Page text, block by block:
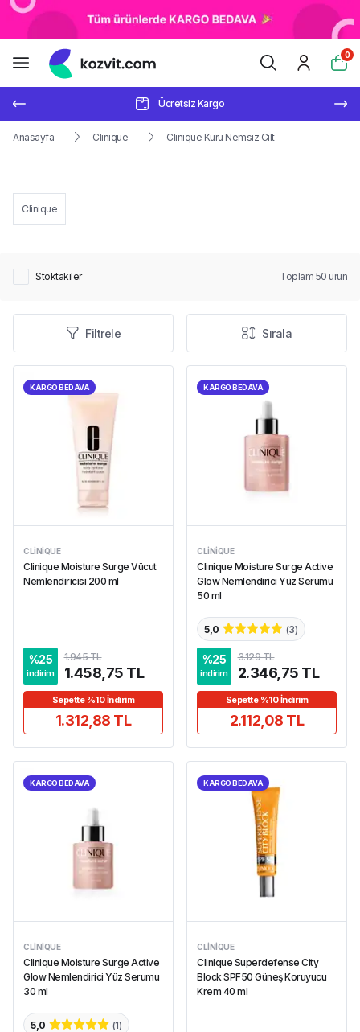
0
Ücretsiz Kargo
Anasayfa Clinique Clinique Kuru Nemsiz Cilt
Clinique
Stoktakiler Toplam 50 ürün
Filtrele Sırala
KARGO BEDAVA
CLINIQUE
Clinique Moisture Surge Vücut
Nemlendiricisi 200 ml
%25
indirim
1.945 TL
1.458,75 TL
Sepette %10 İndirim
1.312,88 TL
KARGO BEDAVA
CLINIQUE
Clinique Moisture Surge Active
Glow Nemlendirici Yüz Serumu
50 ml
5,0 (3)
%25
indirim
3.129 TL
2.346,75 TL
Sepette %10 İndirim
2.112,08 TL
KARGO BEDAVA
CLINIQUE
Clinique Moisture Surge Active
Glow Nemlendirici Yüz Serumu
30 ml
5,0 (1)
KARGO BEDAVA
CLINIQUE
Clinique Superdefense City
Block SPF50 Güneş Koruyucu
Krem 40 ml